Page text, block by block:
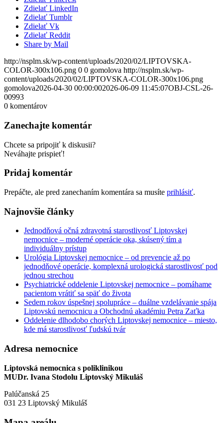
Zdielať LinkedIn
Zdielať Tumblr
Zdielať Vk
Zdielať Reddit
Share by Mail
http://nsplm.sk/wp-content/uploads/2020/02/LIPTOVSKA-
COLOR-300x106.png 0 0 gomolova http://nsplm.sk/wp-
content/uploads/2020/02/LIPTOVSKA-COLOR-300x106.png
gomolova2026-04-30 00:00:002026-06-09 11:45:07OBJ-CSL-26-
00993
0 komentárov
Zanechajte komentár
Chcete sa pripojiť k diskusii?
Neváhajte prispieť!
Pridaj komentár
Prepáčte, ale pred zanechaním komentára sa musíte prihlásiť.
Najnovšie články
Jednodňová očná zdravotná starostlivosť Liptovskej
nemocnice – moderné operácie oka, skúsený tím a
individuálny prístup
Urológia Liptovskej nemocnice – od prevencie až po
jednodňové operácie, komplexná urologická starostlivosť pod
jednou strechou
Psychiatrické oddelenie Liptovskej nemocnice – pomáhame
pacientom vrátiť sa späť do života
Sedem rokov úspešnej spolupráce – duálne vzdelávanie spája
Liptovskú nemocnicu a Obchodnú akadémiu Petra Zaťka
Oddelenie dlhodobo chorých Liptovskej nemocnice – miesto,
kde má starostlivosť ľudskú tvár
Adresa nemocnice
Liptovská nemocnica s poliklinikou
MUDr. Ivana Stodolu Liptovský Mikuláš
Palúčanská 25
031 23 Liptovský Mikuláš